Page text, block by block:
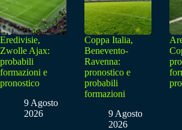
Eredivisie,
Zwolle Ajax:
probabili
formazioni e
pronostico
9 Agosto
2026
Coppa Italia,
Benevento-
Ravenna:
pronostico e
probabili
formazioni
9 Agosto
2026